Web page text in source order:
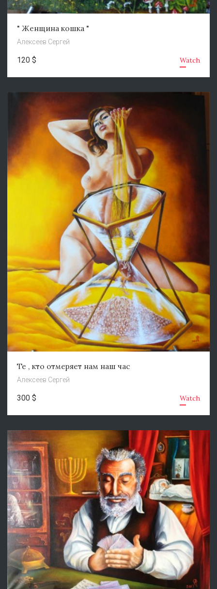
" Женщина кошка "
Алексеев Сергей
120 $ Watch
Те , кто отмеряет нам наш час
Алексеев Сергей
300 $ Watch